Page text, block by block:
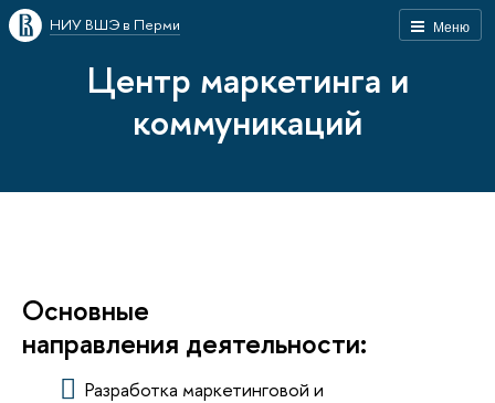
Меню
НИУ ВШЭ в Перми
Центр маркетинга и
коммуникаций
Основные
направления деятельности:
Разработка маркетинговой и